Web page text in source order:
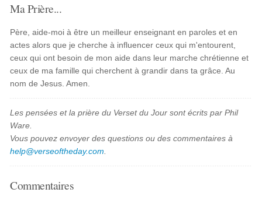
Ma Prière...
Père, aide-moi à être un meilleur enseignant en paroles et en
actes alors que je cherche à influencer ceux qui m'entourent,
ceux qui ont besoin de mon aide dans leur marche chrétienne et
ceux de ma famille qui cherchent à grandir dans ta grâce. Au
nom de Jesus. Amen.
Les pensées et la prière du Verset du Jour sont écrits par Phil
Ware.
Vous pouvez envoyer des questions ou des commentaires à
help@verseoftheday.com
Commentaires